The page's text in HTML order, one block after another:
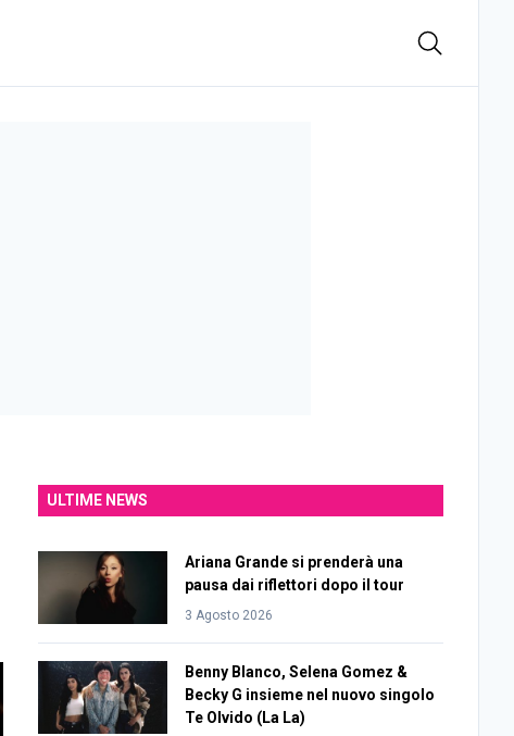
ULTIME NEWS
Ariana Grande si prenderà una
pausa dai riflettori dopo il tour
3 Agosto 2026
Benny Blanco, Selena Gomez &
Becky G insieme nel nuovo singolo
Te Olvido (La La)